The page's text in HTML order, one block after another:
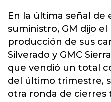
En la última señal de
suministro, GM dijo
producción de sus
Silverado y GMC
que vendió un total
del último trimestre,
otra ronda de cierres